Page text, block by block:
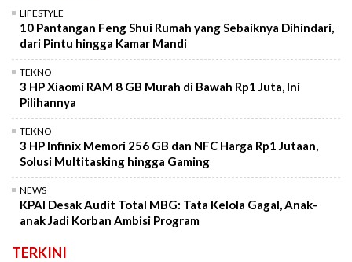
LIFESTYLE
10 Pantangan Feng Shui Rumah yang Sebaiknya Dihindari,
dari Pintu hingga Kamar Mandi
TEKNO
3 HP Xiaomi RAM 8 GB Murah di Bawah Rp1 Juta, Ini
Pilihannya
TEKNO
3 HP Infinix Memori 256 GB dan NFC Harga Rp1 Jutaan,
Solusi Multitasking hingga Gaming
NEWS
KPAI Desak Audit Total MBG: Tata Kelola Gagal, Anak-
anak Jadi Korban Ambisi Program
TERKINI